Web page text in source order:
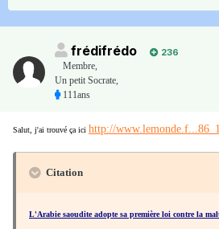
frédifrédo
236
Membre,
Un petit Socrate,
111ans
Salut, j'ai trouvé ça ici http://
Citation
L'Arabie saoudite adopte sa première loi contre la